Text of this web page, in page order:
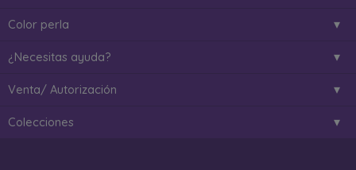
Color perla
¿Necesitas ayuda?
Venta/ Autorización
Colecciones